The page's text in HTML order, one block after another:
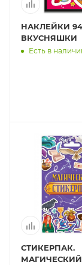
НАКЛЕЙКИ
ВКУСНЯШКИ
Есть в
СТИКЕРПАК.
МАГИЧЕСКИЙ